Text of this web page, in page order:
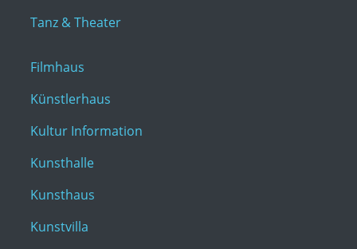
Tanz & Theater
Filmhaus
Künstlerhaus
Kultur Information
Kunsthalle
Kunsthaus
Kunstvilla